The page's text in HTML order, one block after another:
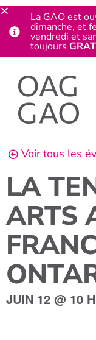
Voir tous les
LA
ARTS
JUIN 12 @ 10
La GAO est
dimanche, et
vendredi et
toujours